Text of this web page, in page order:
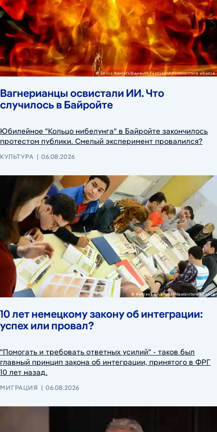
Вагнерианцы освистали ИИ. Что
случилось в Байройте
Юбилейное "Кольцо нибелунга" в Байройте закончилось
протестом публики. Смелый эксперимент провалился?
КУЛЬТУРА 06.08.2026
10 лет немецкому закону об интеграции:
успех или провал?
"Помогать и требовать ответных усилий" - таков был
главный принцип закона об интеграции, принятого в ФРГ
10 лет назад.
МИГРАЦИЯ 06.08.2026